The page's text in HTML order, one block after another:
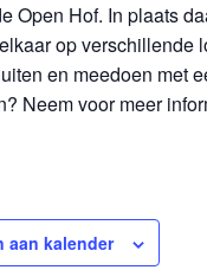
Open Hof. In plaats
op verschillende
en meedoen met
Neem voor meer
aan kalender